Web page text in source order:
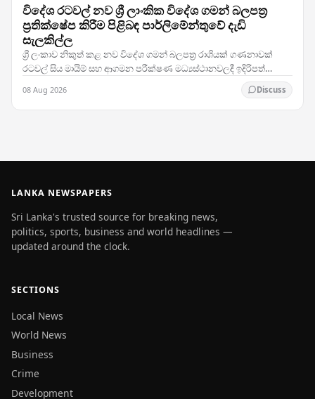
විදේශ රටවල් නව ශ්‍රී ලාංකික විදේශ ගමන් බලපත්‍ර
ප්‍රතික්ෂේප කිරීම පිළිබඳ පාර්ලිමේන්තුවේ දැඩි
සැලකිල්ල
ශ්‍රී ලංකාව නිකුත් කළ නව විදේශ ගමන් බලපත්‍ර රාශියක් ගණනාවක්
රටවල් සිය මායිම් සහ ආගමන පරීක්ෂණ මධ්‍යස්ථානවලදී ඉදිරිපත්
08 Aug 2026 Discuss
LANKA NEWSPAPERS
Sri Lanka's trusted source for breaking news,
politics, sports, business and world headlines —
updated around the clock.
SECTIONS
Local News
World News
Business
Crime
Development